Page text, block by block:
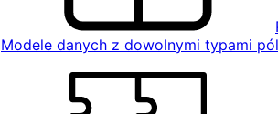
Modele danych z dowolnymi typami pól